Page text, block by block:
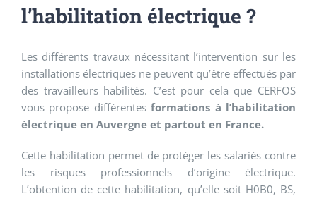
l’habilitation électrique ?
Les différents travaux nécessitant l’intervention sur les
installations électriques ne peuvent qu’être effectués par
des travailleurs habilités. C’est pour cela que CERFOS
vous propose différentesformations à l’habilitation
électrique en Auvergne et partout en France.
Cette habilitation permet de protéger les salariés contre
les risques professionnels d’origine électrique.
L’obtention de cette habilitation, qu’elle soit H0B0, BS,